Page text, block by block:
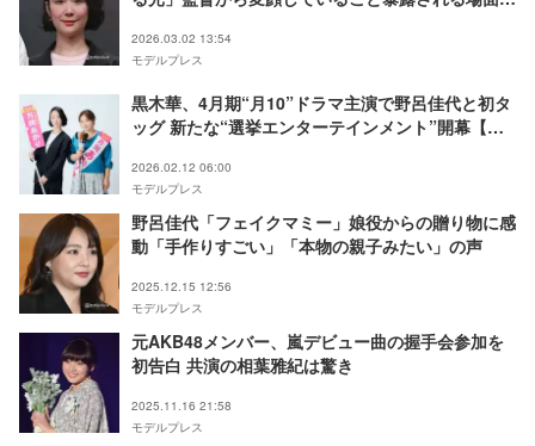
2026.03.02 13:54
モデルプレス
黒木華、4月期“月10”ドラマ主演で野呂佳代と初タ
ッグ 新たな“選挙エンターテインメント”開幕【銀
2026.02.12 06:00
モデルプレス
野呂佳代「フェイクマミー」娘役からの贈り物に感
動「手作りすごい」「本物の親子みたい」の声
2025.12.15 12:56
モデルプレス
元AKB48メンバー、嵐デビュー曲の握手会参加を
初告白 共演の相葉雅紀は驚き
2025.11.16 21:58
モデルプレス